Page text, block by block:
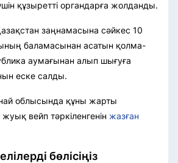
құзыретті органдарға жолданды.
заңнамасына сәйкес 10
баламасынан асатын қолма-
аумағынан алып шығуға
еске салды.
облысында құны жарты
вейп тәркіленгенін жазған
бөлісіңіз